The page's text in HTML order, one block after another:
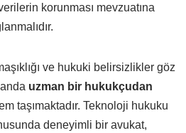
korunması mevzuatına
ve hukuki belirsizlikler göz
uzman bir hukukçudan
taşımaktadır. Teknoloji hukuku
deneyimli bir avukat,